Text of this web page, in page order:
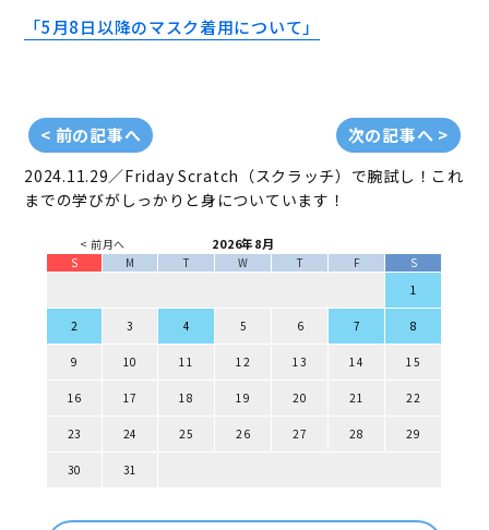
「5月8日以降のマスク着用について」
< 前の記事へ 次の記事へ >
2024.11.29／Friday Scratch（スクラッチ）で腕試し！これ
までの学びがしっかりと身についています！
< 前月へ 2026年8月
S M T W T F
S
1
2 3 4 5 6 7 8
9 10 11 12 13 14 15
16 17 18 19 20 21 22
23 24 25 26 27 28 29
30 31